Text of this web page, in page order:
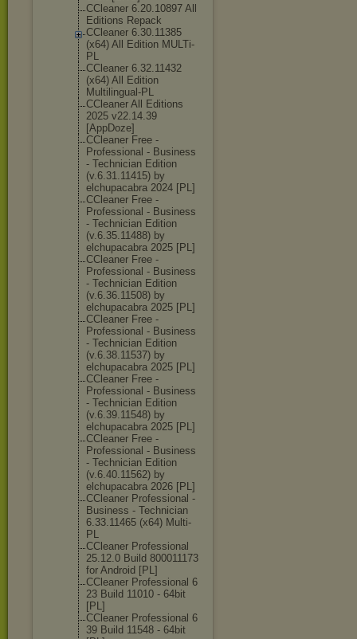
CCleaner 6.20.10897 All
Editions Repack
CCleaner 6.30.11385
(x64) All Edition MULTi-
PL
CCleaner 6.32.11432
(x64) All Edition
Multilingual-P L
CCleaner All Editions
2025 v22.14.39
[AppDoze]
CCleaner Free -
Professional - Business
- Technician Edition
(v.6.31.11415) by
elchupacabra 2024 [PL]
CCleaner Free -
Professional - Business
- Technician Edition
(v.6.35.11488) by
elchupacabra 2025 [PL]
CCleaner Free -
Professional - Business
- Technician Edition
(v.6.36.11508) by
elchupacabra 2025 [PL]
CCleaner Free -
Professional - Business
- Technician Edition
(v.6.38.11537) by
elchupacabra 2025 [PL]
CCleaner Free -
Professional - Business
- Technician Edition
(v.6.39.11548) by
elchupacabra 2025 [PL]
CCleaner Free -
Professional - Business
- Technician Edition
(v.6.40.11562) by
elchupacabra 2026 [PL]
CCleaner Professional -
Business - Technician
6.33.11465 (x64) Multi-
PL
CCleaner Professional
25.12.0 Build 800011173
for Android [PL]
CCleaner Professional 6
23 Build 11010 - 64bit
[PL]
CCleaner Professional 6
39 Build 11548 - 64bit